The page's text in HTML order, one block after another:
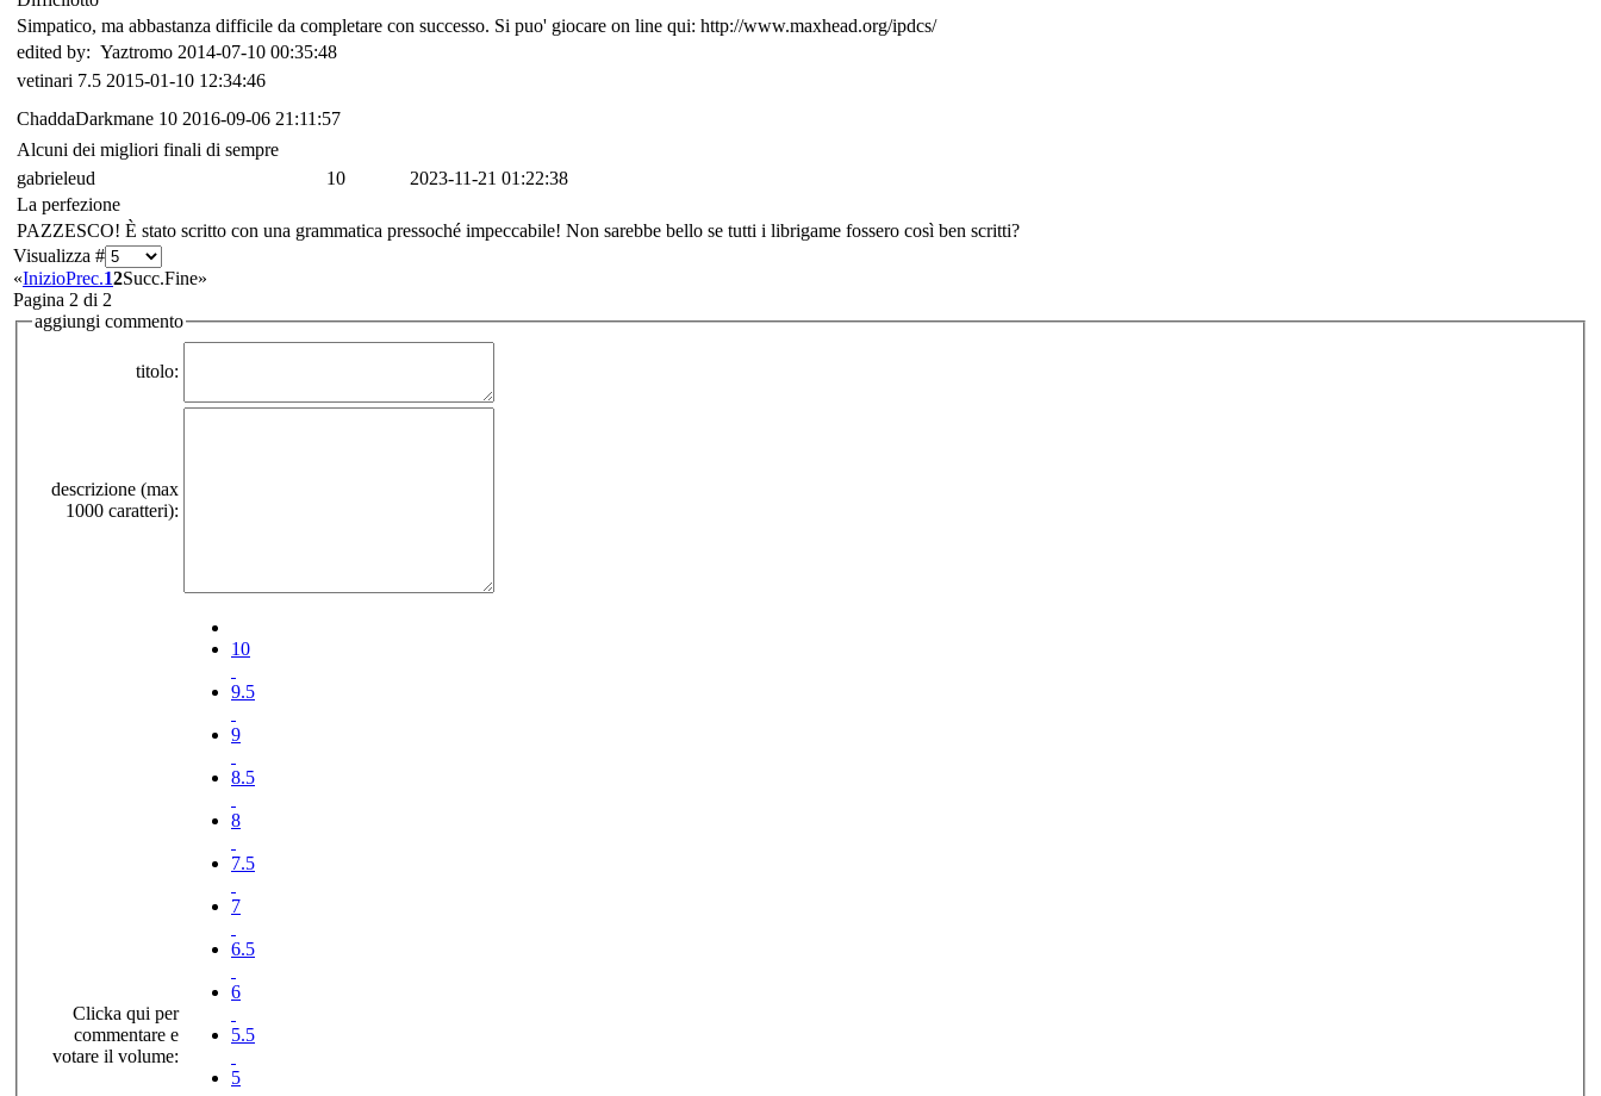
Simpatico, ma abbastanza difficile da completare con successo. Si puo' giocare on line qui: http://www.maxhead.org/ipdcs/
edited by: Yaztromo 2014-07-10 00:35:48
vetinari 7.5 2015-01-10 12:34:46
ChaddaDarkmane 10 2016-09-06 21:11:57
Alcuni dei migliori finali di sempre
gabrieleud
10
2023-11-21 01:22:38
La perfezione
PAZZESCO! È stato scritto con una grammatica pressoché impeccabile! Non sarebbe bello se tutti i librigame fossero così ben scritti?
Visualizza #
«InizioPrec.12Succ.Fine»
Pagina 2 di 2
aggiungi commento
titolo:
descrizione (max
1000 caratteri):
Clicka qui per
commentare e
votare il volume:
10
9.5
9
8.5
8
7.5
7
6.5
6
5.5
5